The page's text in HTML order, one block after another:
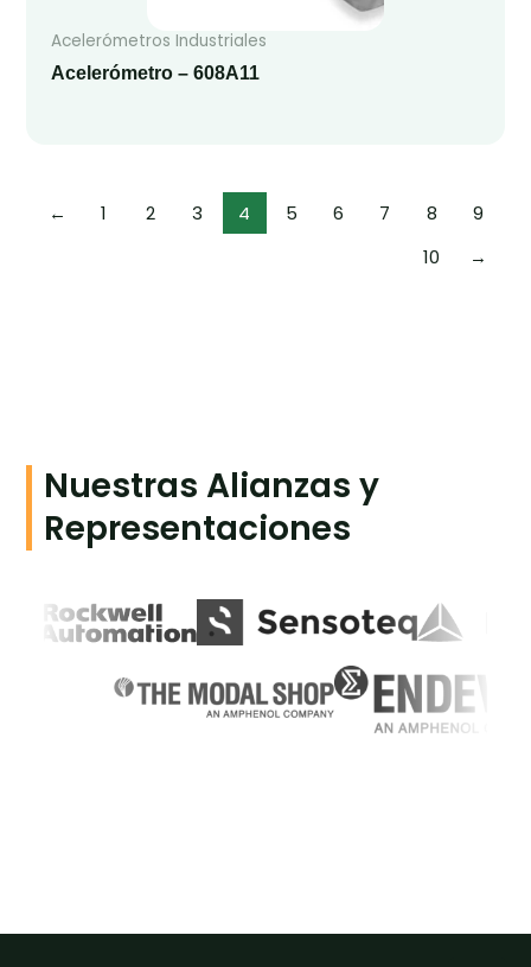
Acelerómetros Industriales
Acelerómetro – 608A11
← 1 2 3 4 5 6 7 8
9
10
→
Nuestras Alianzas y
Representaciones